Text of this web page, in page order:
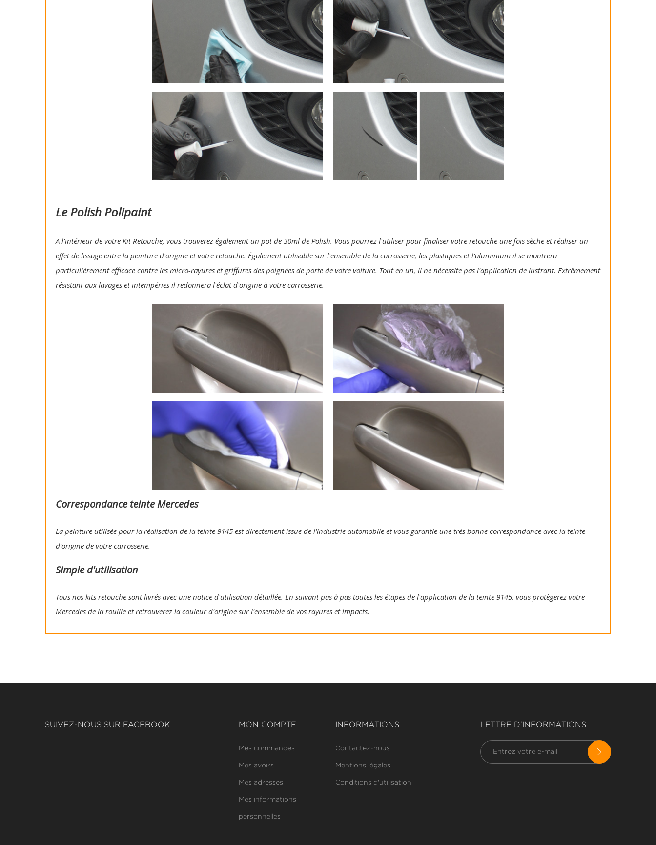
Le Polish Polipaint
A l'intérieur de votre Kit Retouche, vous trouverez également un pot de 30ml de Polish. Vous pourrez l'utiliser pour finaliser votre retouche une fois sèche et réaliser un
effet de lissage entre la peinture d'origine et votre retouche. Également utilisable sur l'ensemble de la carrosserie, les plastiques et l'aluminium il se montrera
particulièrement efficace contre les micro-rayures et griffures des poignées de porte de votre voiture. Tout en un, il ne nécessite pas l'application de lustrant. Extrêmement
résistant aux lavages et intempéries il redonnera l'éclat d'origine à votre carrosserie.
Correspondance teinte Mercedes
La peinture utilisée pour la réalisation de la teinte 9145 est directement issue de l'industrie automobile et vous garantie une très bonne correspondance avec la teinte
d’origine de votre carrosserie.
Simple d'utilisation
Tous nos kits retouche sont livrés avec une notice d'utilisation détaillée. En suivant pas à pas toutes les étapes de l'application de la teinte 9145, vous protègerez votre
Mercedes de la rouille et retrouverez la couleur d'origine sur l'ensemble de vos rayures et impacts.
SUIVEZ-NOUS SUR FACEBOOK MON COMPTE
Mes commandes
Mes avoirs
Mes adresses
Mes informations
personnelles
INFORMATIONS
Contactez-nous
Mentions légales
Conditions d'utilisation
LETTRE D'INFORMATIONS